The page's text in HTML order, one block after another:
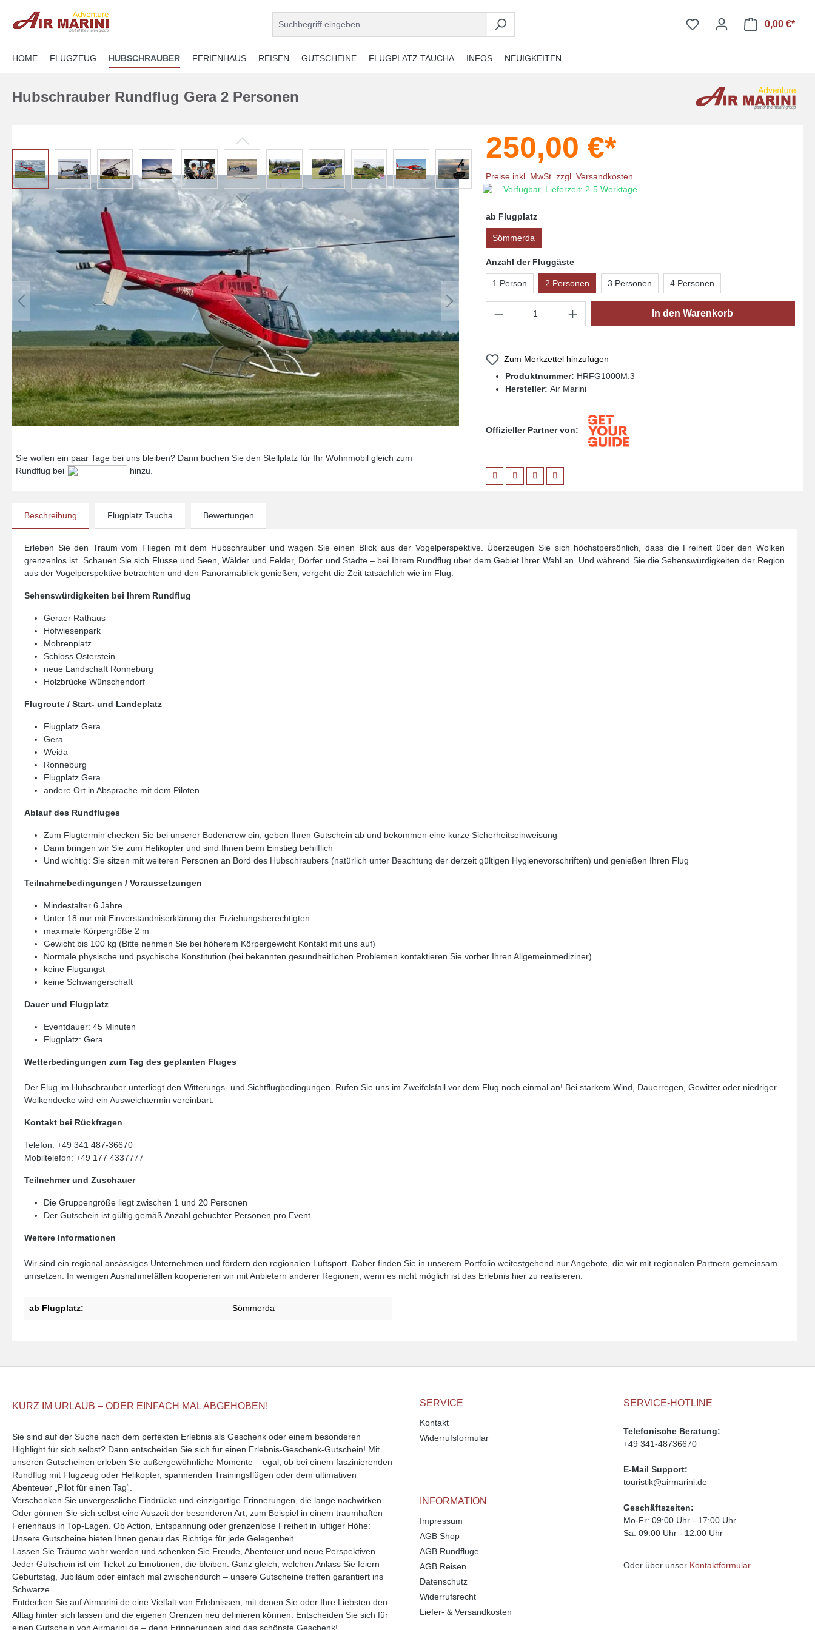
Zur Hauptnavigation springen
0,00 €*
HOME FLUGZEUG HUBSCHRAUBER FERIENHAUS REISEN GUTSCHEINE FLUGPLATZ TAUCHA INFOS NEUIGKEITEN
Hubschrauber Rundflug Gera 2 Personen
250,00 €*
Preise inkl. MwSt. zzgl. Versandkosten
Verfügbar, Lieferzeit: 2-5 Werktage
ab Flugplatz
Sömmerda
Anzahl der Fluggäste
1 Person 2 Personen 3 Personen 4 Personen
Produkt Anzahl: Gib den gewünschten Wert ein
In den Warenkorb
Zum Merkzettel hinzufügen
Produktnummer: HRFG1000M.3
Hersteller:Air Marini
Offizieller Partner von:
Sie wollen ein paar Tage bei uns bleiben? Dann buchen Sie den Stellplatz für Ihr Wohnmobil gleich zum
Rundflug bei
hinzu.
Beschreibung Flugplatz Taucha Bewertungen
Erleben Sie den Traum vom Fliegen mit dem Hubschrauber und wagen Sie einen Blick aus der Vogelperspektive. Überzeugen Sie sich höchstpersönlich, dass die Freiheit über den Wolken
grenzenlos ist. Schauen Sie sich Flüsse und Seen, Wälder und Felder, Dörfer und Städte – bei Ihrem Rundflug über dem Gebiet Ihrer Wahl an. Und während Sie die Sehenswürdigkeiten der Region
aus der Vogelperspektive betrachten und den Panoramablick genießen, vergeht die Zeit tatsächlich wie im Flug.
Sehenswürdigkeiten bei Ihrem Rundflug
Geraer Rathaus
Hofwiesenpark
Mohrenplatz
Schloss Osterstein
neue Landschaft Ronneburg
Holzbrücke Wünschendorf
Flugroute / Start- und Landeplatz
Flugplatz Gera
Gera
Weida
Ronneburg
Flugplatz Gera
andere Ort in Absprache mit dem Piloten
Ablauf des Rundfluges
Zum Flugtermin checken Sie bei unserer Bodencrew ein, geben Ihren Gutschein ab und bekommen eine kurze Sicherheitseinweisung
Dann bringen wir Sie zum Helikopter und sind Ihnen beim Einstieg behilflich
Und wichtig: Sie sitzen mit weiteren Personen an Bord des Hubschraubers (natürlich unter Beachtung der derzeit gültigen Hygienevorschriften) und genießen Ihren Flug
Teilnahmebedingungen / Voraussetzungen
Mindestalter 6 Jahre
Unter 18 nur mit Einverständniserklärung der Erziehungsberechtigten
maximale Körpergröße 2 m
Gewicht bis 100 kg (Bitte nehmen Sie bei höherem Körpergewicht Kontakt mit uns auf)
Normale physische und psychische Konstitution (bei bekannten gesundheitlichen Problemen kontaktieren Sie vorher Ihren Allgemeinmediziner)
keine Flugangst
keine Schwangerschaft
Dauer und Flugplatz
Eventdauer: 45 Minuten
Flugplatz: Gera
Wetterbedingungen zum Tag des geplanten Fluges
Der Flug im Hubschrauber unterliegt den Witterungs- und Sichtflugbedingungen. Rufen Sie uns im Zweifelsfall vor dem Flug noch einmal an! Bei starkem Wind, Dauerregen, Gewitter oder niedriger
Wolkendecke wird ein Ausweichtermin vereinbart.
Kontakt bei Rückfragen
Telefon: +49 341 487-36670
Mobiltelefon: +49 177 4337777
Teilnehmer und Zuschauer
Die Gruppengröße liegt zwischen 1 und 20 Personen
Der Gutschein ist gültig gemäß Anzahl gebuchter Personen pro Event
Weitere Informationen
Wir sind ein regional ansässiges Unternehmen und fördern den regionalen Luftsport. Daher finden Sie in unserem Portfolio weitestgehend nur Angebote, die wir mit regionalen Partnern gemeinsam
umsetzen. In wenigen Ausnahmefällen kooperieren wir mit Anbietern anderer Regionen, wenn es nicht möglich ist das Erlebnis hier zu realisieren.
ab Flugplatz: Sömmerda
KURZ IM URLAUB – ODER EINFACH MAL ABGEHOBEN!
Sie sind auf der Suche nach dem perfekten Erlebnis als Geschenk oder einem besonderen
Highlight für sich selbst? Dann entscheiden Sie sich für einen Erlebnis-Geschenk-Gutschein! Mit
unseren Gutscheinen erleben Sie außergewöhnliche Momente – egal, ob bei einem faszinierenden
Rundflug mit Flugzeug oder Helikopter, spannenden Trainingsflügen oder dem ultimativen
Abenteuer „Pilot für einen Tag“.
Verschenken Sie unvergessliche Eindrücke und einzigartige Erinnerungen, die lange nachwirken.
Oder gönnen Sie sich selbst eine Auszeit der besonderen Art, zum Beispiel in einem traumhaften
Ferienhaus in Top-Lagen. Ob Action, Entspannung oder grenzenlose Freiheit in luftiger Höhe:
Unsere Gutscheine bieten Ihnen genau das Richtige für jede Gelegenheit.
Lassen Sie Träume wahr werden und schenken Sie Freude, Abenteuer und neue Perspektiven.
Jeder Gutschein ist ein Ticket zu Emotionen, die bleiben. Ganz gleich, welchen Anlass Sie feiern –
Geburtstag, Jubiläum oder einfach mal zwischendurch – unsere Gutscheine treffen garantiert ins
Schwarze.
Entdecken Sie auf Airmarini.de eine Vielfalt von Erlebnissen, mit denen Sie oder Ihre Liebsten den
Alltag hinter sich lassen und die eigenen Grenzen neu definieren können. Entscheiden Sie sich für
einen Gutschein von Airmarini.de – denn Erinnerungen sind das schönste Geschenk!
SERVICE
Kontakt
Widerrufsformular
INFORMATION
Impressum
AGB Shop
AGB Rundflüge
AGB Reisen
Datenschutz
Widerrufsrecht
Liefer- & Versandkosten
SERVICE-HOTLINE
Telefonische Beratung:
+49 341-48736670
E-Mail Support:
touristik@airmarini.de
Geschäftszeiten:
Mo-Fr: 09:00 Uhr - 17:00 Uhr
Sa: 09:00 Uhr - 12:00 Uhr
Oder über unser Kontaktformular.